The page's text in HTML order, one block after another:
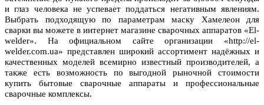
и глаз человека не успевает поддаться негативным явлениям.
Выбрать подходящую по параметрам маску Хамелеон для
сварки вы можете в интернет магазине сварочных аппаратов «El-
welder». На официальном сайте организации «http://el-
welder.com.ua» представлен широкий ассортимент надёжных и
качественных моделей всемирно известный производителей, а
также есть возможность по выгодной рыночной стоимости
купить бытовые сварочные аппараты и профессиональные
сварочные комплексы.